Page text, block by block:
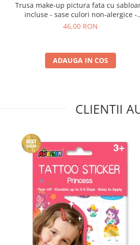
Trusa make-up pictura fata cu
incluse - sase culori non-alergice -
curcubeu si stele
46,00 RON
ADAUGA IN COS
CLIENTII